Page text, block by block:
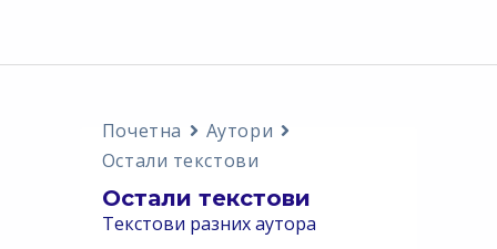
Почетна
Аутори
Остали текстови
Остали текстови
Текстови разних аутора